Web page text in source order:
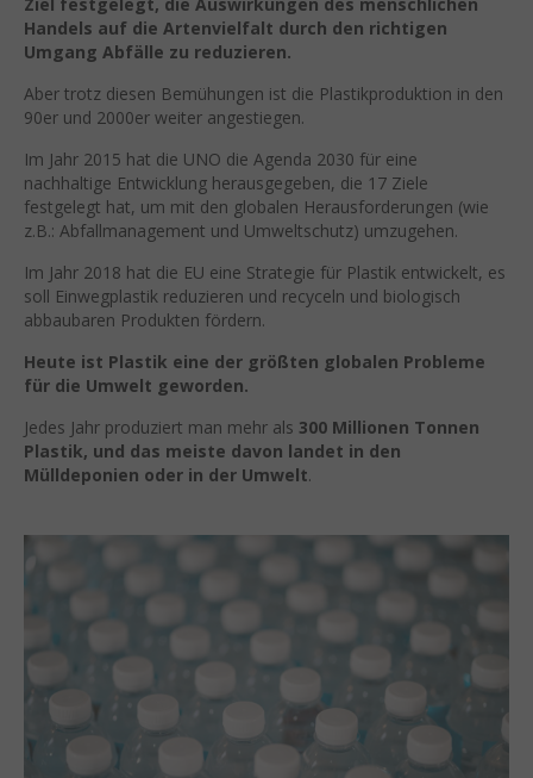
Handels auf die Artenvielfalt durch den richtigen
Umgang Abfälle zu reduzieren.
Aber trotz diesen Bemühungen ist die Plastikproduktion in den
90er und 2000er weiter angestiegen.
Im Jahr 2015 hat die UNO die Agenda 2030 für eine
nachhaltige Entwicklung herausgegeben, die 17 Ziele
festgelegt hat, um mit den globalen Herausforderungen (wie
z.B.: Abfallmanagement und Umweltschutz) umzugehen.
Im Jahr 2018 hat die EU eine Strategie für Plastik entwickelt, es
soll Einwegplastik reduzieren und recyceln und biologisch
abbaubaren Produkten fördern.
Heute ist Plastik eine der größten globalen Probleme
für die Umwelt geworden.
Jedes Jahr produziert man mehr als 300 Millionen Tonnen
Plastik, und das meiste davon landet in den
Mülldeponien oder in der Umwelt.